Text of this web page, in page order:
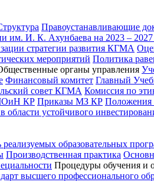
Правоустанавливающие
им. И. К. Ахунбаева на 2023 –
стратегии развития КГМА
мероприятий Политика
органы управления
Финансовый комитет Главный
совет КГМА Комиссия по
КР Приказы МЗ КР
области устойчивого
реализуемых образовательных
Производственная практика
Процедуры обучения и
высшего профессионального